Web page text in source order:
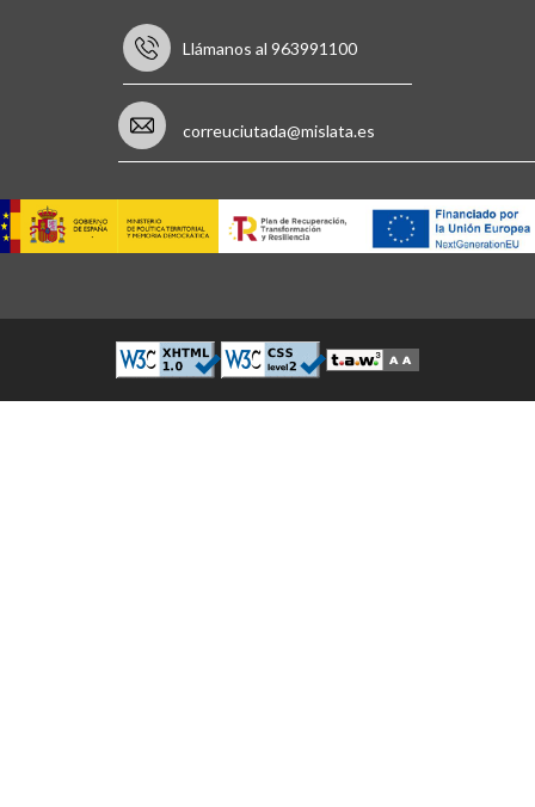
Llámanos al 963991100
correuciutada@mislata.es